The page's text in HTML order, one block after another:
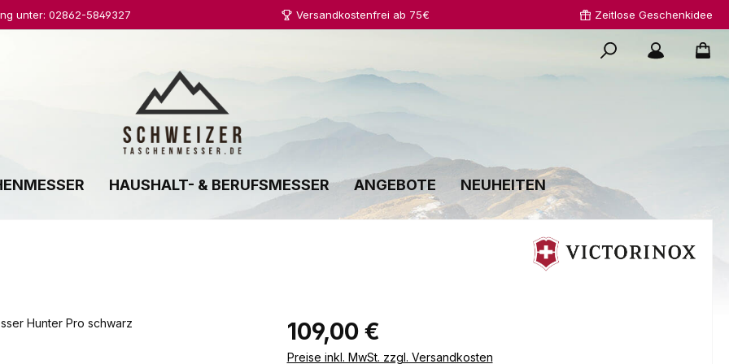
unter: 02862-5849327 Versandkostenfrei ab 75€ Zeitlose Geschenkidee
HAUSHALT- & BERUFSMESSER ANGEBOTE NEUHEITEN
Regulärer Preis:
109,00 €
Preise inkl. MwSt. zzgl. Versandkosten